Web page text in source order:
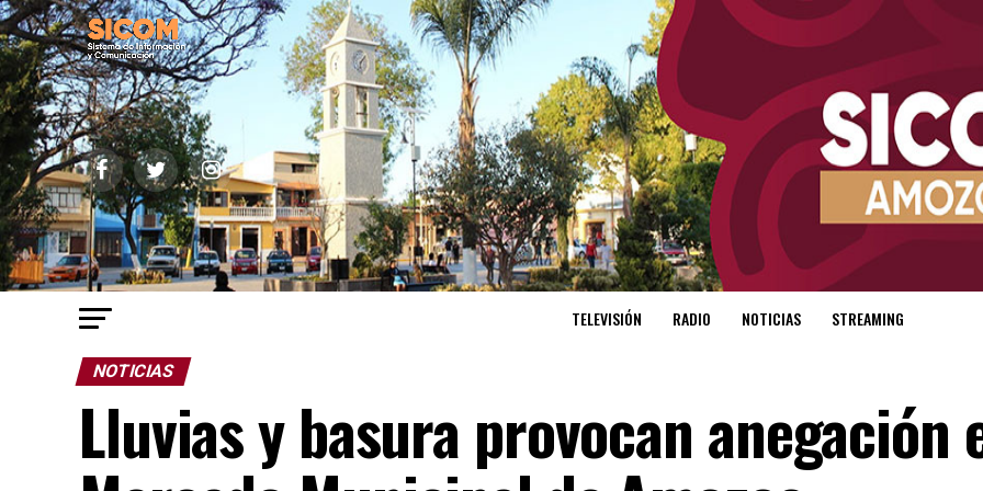
TELEVISIÓN RADIO NOTICIAS STREAMING
NOTICIAS
Lluvias y basura provocan anegación